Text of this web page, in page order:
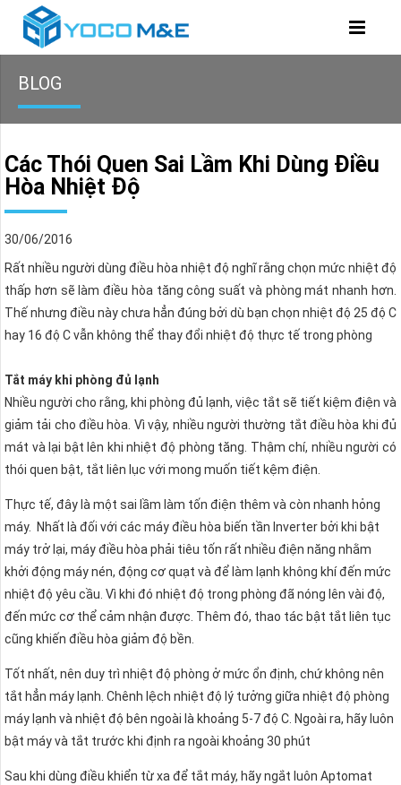
BLOG
Các Thói Quen Sai Lầm Khi Dùng Điều
Hòa Nhiệt Độ
30/06/2016
Rất nhiều người dùng điều hòa nhiệt độ nghĩ rằng chọn mức nhiệt độ
thấp hơn sẽ làm điều hòa tăng công suất và phòng mát nhanh hơn.
Thế nhưng điều này chưa hẳn đúng bởi dù bạn chọn nhiệt độ 25 độ C
hay 16 độ C vẫn không thể thay đổi nhiệt độ thực tế trong phòng
Tắt máy khi phòng đủ lạnh
Nhiều người cho rằng, khi phòng đủ lạnh, việc tắt sẽ tiết kiệm điện và
giảm tải cho điều hòa. Vì vậy, nhiều người thường tắt điều hòa khi đủ
mát và lại bật lên khi nhiệt độ phòng tăng. Thậm chí, nhiều người có
thói quen bật, tắt liên lục với mong muốn tiết kệm điện.
Thực tế, đây là một sai lầm làm tốn điện thêm và còn nhanh hỏng
máy. Nhất là đối với các máy điều hòa biến tần Inverter bởi khi bật
máy trở lại, máy điều hòa phải tiêu tốn rất nhiều điện năng nhằm
khởi động máy nén, động cơ quạt và để làm lạnh không khí đến mức
nhiệt độ yêu cầu. Vì khi đó nhiệt độ trong phòng đã nóng lên vài độ,
đến mức cơ thể cảm nhận được. Thêm đó, thao tác bật tắt liên tục
cũng khiến điều hòa giảm độ bền.
Tốt nhất, nên duy trì nhiệt độ phòng ở mức ổn định, chứ không nên
tắt hẳn máy lạnh. Chênh lệch nhiệt độ lý tưởng giữa nhiệt độ phòng
máy lạnh và nhiệt độ bên ngoài là khoảng 5-7 độ C. Ngoài ra, hãy luôn
bật máy và tắt trước khi định ra ngoài khoảng 30 phút
Sau khi dùng điều khiển từ xa để tắt máy, hãy ngắt luôn Aptomat